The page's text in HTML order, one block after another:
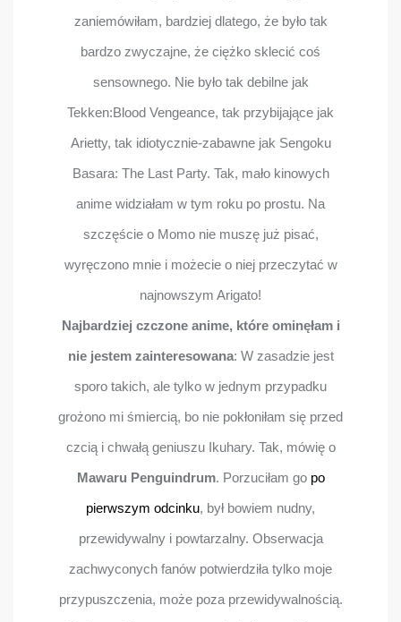
zaniemówiłam, bardziej dlatego, że było tak
bardzo zwyczajne, że ciężko sklecić coś
sensownego. Nie było tak debilne jak
Tekken:Blood Vengeance, tak przybijające jak
Arietty, tak idiotycznie-zabawne jak Sengoku
Basara: The Last Party. Tak, mało kinowych
anime widziałam w tym roku po prostu. Na
szczęście o Momo nie muszę już pisać,
wyręczono mnie i możecie o niej przeczytać w
najnowszym Arigato!
Najbardziej czczone anime, które ominęłam i
nie jestem zainteresowana: W zasadzie jest
sporo takich, ale tylko w jednym przypadku
grożono mi śmiercią, bo nie pokłoniłam się przed
czcią i chwałą geniuszu Ikuhary. Tak, mówię o
Mawaru Penguindrum. Porzuciłam go po
pierwszym odcinku, był bowiem nudny,
przewidywalny i powtarzalny. Obserwacja
zachwyconych fanów potwierdziła tylko moje
przypuszczenia, może poza przewidywalnością.